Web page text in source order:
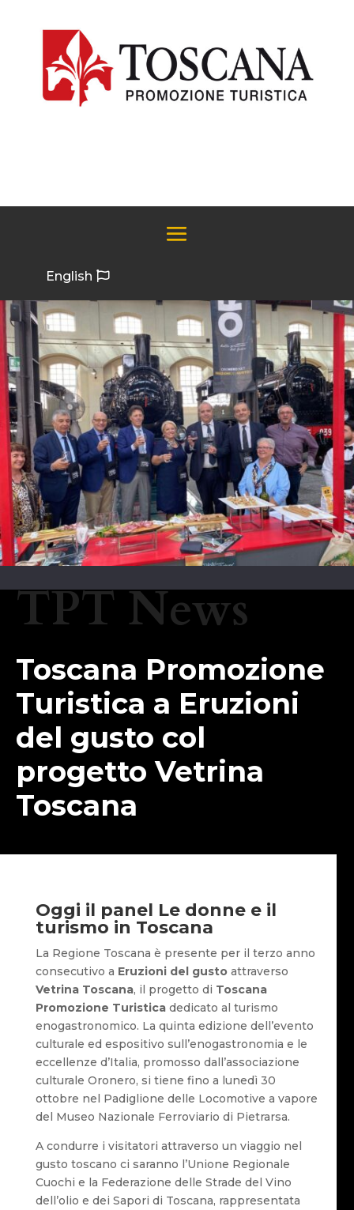
English
TPT News
Toscana Promozione
Turistica a Eruzioni
del gusto col
progetto Vetrina
Toscana
Oggi il panel Le donne e il
turismo in Toscana
La Regione Toscana è presente per il terzo anno
consecutivo a Eruzioni del gusto attraverso
Vetrina Toscana, il progetto di Toscana
Promozione Turisticadedicato al turismo
enogastronomico. La quinta edizione dell’evento
culturale ed espositivo sull’enogastronomia e le
eccellenze d’Italia, promosso dall’associazione
culturale Oronero, si tiene fino a lunedì 30
ottobre nel Padiglione delle Locomotive a vapore
del Museo Nazionale Ferroviario di Pietrarsa.
A condurre i visitatori attraverso un viaggio nel
gusto toscano ci saranno l’Unione Regionale
Cuochi e la Federazione delle Strade del Vino
dell’olio e dei Sapori di Toscana, rappresentata